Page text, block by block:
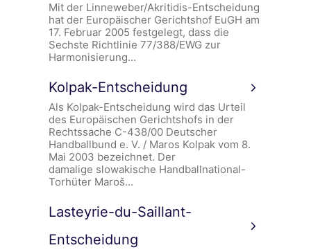
Mit der Linneweber/Akritidis-Entscheidung
hat der Europäischer Gerichtshof EuGH am
17. Februar 2005 festgelegt, dass die
Sechste Richtlinie 77/388/EWG zur
Harmonisierung…
Kolpak-Entscheidung
Als Kolpak-Entscheidung wird das Urteil
des Europäischen Gerichtshofs in der
Rechtssache C-438/00 Deutscher
Handballbund e. V. / Maros Kolpak vom 8.
Mai 2003 bezeichnet. Der
damalige slowakische Handballnational-
Torhüter Maroš…
Lasteyrie-du-Saillant-
Entscheidung